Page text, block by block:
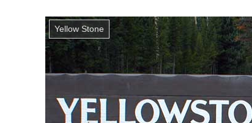
Yellow Stone